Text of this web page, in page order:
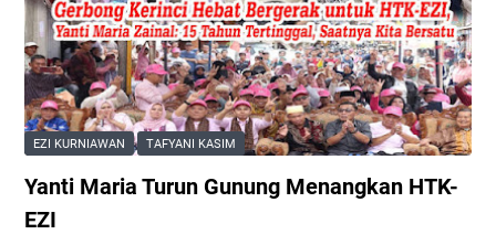
A
d
a
r
i
e
K
e
t
u
a
A
d
EZI KURNIAWAN TAFYANI KASIM
Yanti Maria Turun Gunung Menangkan HTK-
EZI